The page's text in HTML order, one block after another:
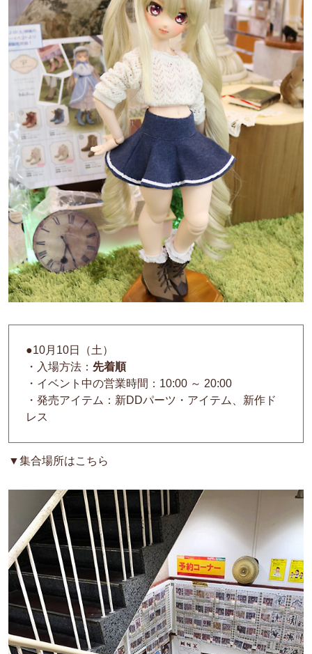
●10月10日（土）
・入場方法： 先着順
・イベント中の営業時間：10:00 ～ 20:00
・発売アイテム：新DDパーツ・アイテム、新作ド
レス
▼集合場所はこちら